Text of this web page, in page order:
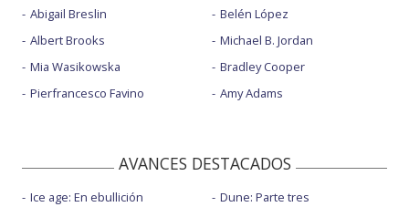
Abigail Breslin
Albert Brooks
Mia Wasikowska
Pierfrancesco Favino
Belén López
Michael B. Jordan
Bradley Cooper
Amy Adams
AVANCES DESTACADOS
Ice age: En ebullición
Dune: Parte tres